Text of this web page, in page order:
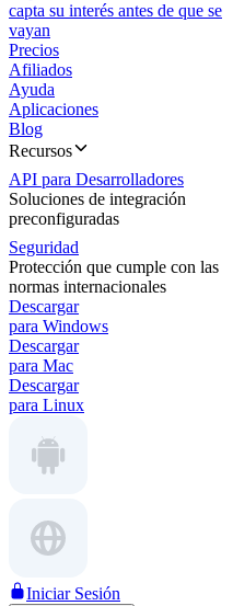
capta su interés antes de que se
vayan
Precios
Afiliados
Ayuda
Aplicaciones
Blog
Recursos
API para Desarrolladores
Soluciones de integración
preconfiguradas
Seguridad
Protección que cumple con las
normas internacionales
Descargar
para Windows
Descargar
para Mac
Descargar
para Linux
Iniciar Sesión